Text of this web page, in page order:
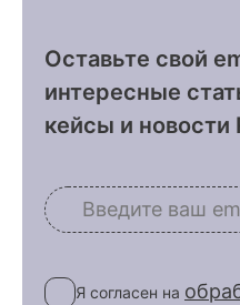
Оставьте свой
интересные
кейсы и новости
Я согласен на